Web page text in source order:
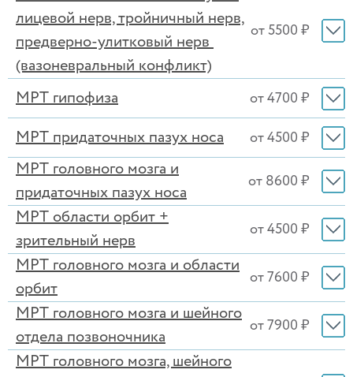
лицевой нерв, тройничный нерв,
предверно-улитковый нерв
(вазоневральный конфликт)
от 5500 ₽
МРТ гипофиза от 4700 ₽
МРТ придаточных пазух носа от 4500 ₽
МРТ головного мозга и
придаточных пазух носа
от 8600 ₽
МРТ области орбит +
зрительный нерв
от 4500 ₽
МРТ головного мозга и области
орбит
от 7600 ₽
МРТ головного мозга и шейного
отдела позвоночника
от 7900 ₽
МРТ головного мозга, шейного